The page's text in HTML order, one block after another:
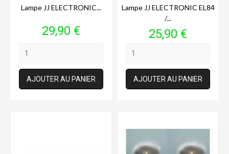
Lampe JJ ELECTRONIC...
Prix
29,90 €
AJOUTER AU PANIER
Lampe JJ ELECTRONIC EL84
/...
Prix
25,90 €
AJOUTER AU PANIER